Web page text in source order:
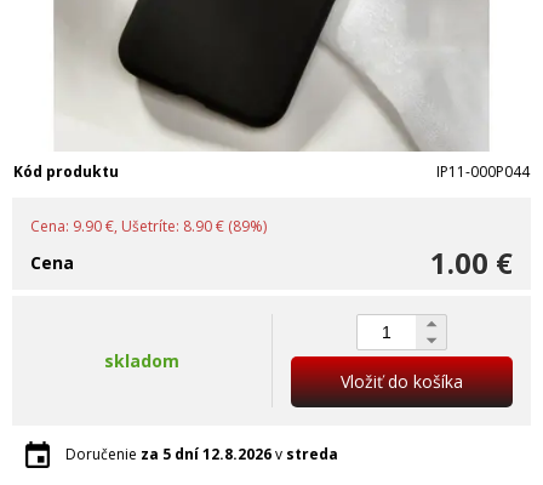
Kód produktu IP11-000P044
Cena: 9.90 €, Ušetríte: 8.90 € (89%)
1.00 €
Cena
skladom
Vložiť do košíka
Doručenie za 5 dní12.8.2026v streda